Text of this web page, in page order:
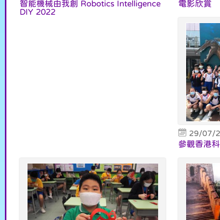
智能機械由我創 Robotics Intelligence
DIY 2022
電影欣賞
29/07/
參觀香港